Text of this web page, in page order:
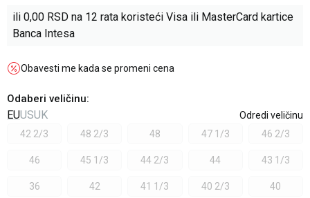
ili 0,00 RSD na 12 rata koristeći Visa ili MasterCard kartice
Banca Intesa
Obavesti me kada se promeni cena
Odaberi veličinu:
EUUSUK
Odredi veličinu
42 2/3
48 2/3 48 47 1/3 46 2/3
46 45 1/3 44 2/3 44 43 1/3
36 42 41 1/3 40 2/3 40